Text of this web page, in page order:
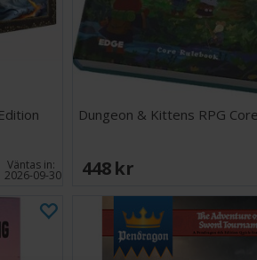
Väntas in:
2026-09-30
Dungeon & Kittens RPG
448 SEK